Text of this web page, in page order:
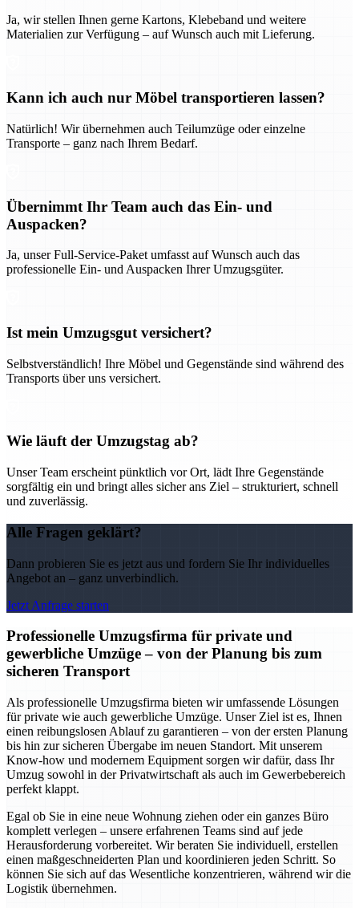
Ja, wir stellen Ihnen gerne Kartons, Klebeband und weitere
Materialien zur Verfügung – auf Wunsch auch mit Lieferung.
Kann ich auch nur Möbel transportieren lassen?
Natürlich! Wir übernehmen auch Teilumzüge oder einzelne
Transporte – ganz nach Ihrem Bedarf.
Übernimmt Ihr Team auch das Ein- und
Auspacken?
Ja, unser Full-Service-Paket umfasst auf Wunsch auch das
professionelle Ein- und Auspacken Ihrer Umzugsgüter.
Ist mein Umzugsgut versichert?
Selbstverständlich! Ihre Möbel und Gegenstände sind während des
Transports über uns versichert.
Wie läuft der Umzugstag ab?
Unser Team erscheint pünktlich vor Ort, lädt Ihre Gegenstände
sorgfältig ein und bringt alles sicher ans Ziel – strukturiert, schnell
und zuverlässig.
Alle Fragen geklärt?
Dann probieren Sie es jetzt aus und fordern Sie Ihr individuelles
Angebot an – ganz unverbindlich.
Jetzt Anfrage starten
Professionelle Umzugsfirma für private und
gewerbliche Umzüge – von der Planung bis zum
sicheren Transport
Als professionelle Umzugsfirma bieten wir umfassende Lösungen
für private wie auch gewerbliche Umzüge. Unser Ziel ist es, Ihnen
einen reibungslosen Ablauf zu garantieren – von der ersten Planung
bis hin zur sicheren Übergabe im neuen Standort. Mit unserem
Know-how und modernem Equipment sorgen wir dafür, dass Ihr
Umzug sowohl in der Privatwirtschaft als auch im Gewerbebereich
perfekt klappt.
Egal ob Sie in eine neue Wohnung ziehen oder ein ganzes Büro
komplett verlegen – unsere erfahrenen Teams sind auf jede
Herausforderung vorbereitet. Wir beraten Sie individuell, erstellen
einen maßgeschneiderten Plan und koordinieren jeden Schritt. So
können Sie sich auf das Wesentliche konzentrieren, während wir die
Logistik übernehmen.